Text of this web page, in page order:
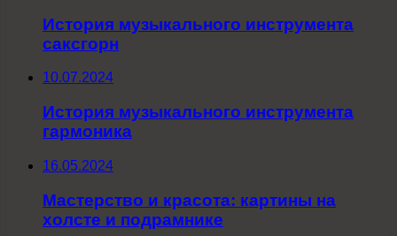
История музыкального инструмента
саксгорн
10.07.2024
История музыкального инструмента
гармоника
16.05.2024
Мастерство и красота: картины на
холсте и подрамнике